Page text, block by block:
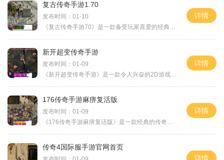
复古传奇手游1.70
发布时间：01-10
《复古传奇手游70》是一款备受玩家喜爱的经典传奇游戏的手游版本。游戏采用复古场景和经典玩法，致力于带给玩家最纯正的传奇游戏体验。本文将详细介绍游戏的玩法，并带领读者进
详情
新开超变传奇手游
发布时间：01-09
《新开超变传奇手游》是一款令人兴奋的2D游戏，提供了丰富的传奇冒险体验。作为一款经典的角色扮演游戏，它不仅有着万人在线的大规模玩法，还提供了丰富的玩家互动功能，让玩家
详情
176传奇手游麻痹复活版
发布时间：01-09
《176传奇手游麻痹复活版》是一款经典的传奇游戏，采用了2D游戏画面，玩家可以扮演不同角色展开冒险。游戏拥有万人在线的特点，玩家可以与其他玩家进行互动，共同探索游戏世界。
详情
传奇4国际服手游官网首页
详情